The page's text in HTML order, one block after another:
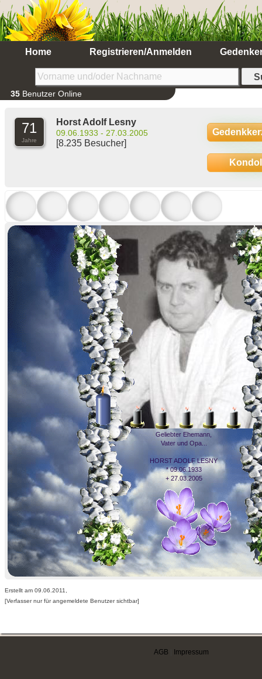
Home Registrieren/Anmelden
35 Benutzer Online
71
Jahre
Horst Adolf Lesny
09.06.1933 - 27.03.2005
[8.235 Besucher]
Geliebter Ehemann,
Vater und Opa...
HORST ADOLF LESNY
* 09.06.1933
+ 27.03.2005
Erstellt am 09.06.2011,
[Verfasser nur für angemeldete Benutzer sichtbar]
AGB Impressum